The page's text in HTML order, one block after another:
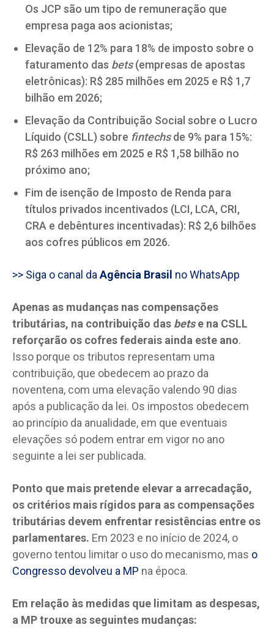
Os JCP são um tipo de remuneração que
empresa paga aos acionistas;
Elevação de 12% para 18% de imposto sobre o
faturamento das bets(empresas de apostas
eletrônicas): R$ 285 milhões em 2025 e R$ 1,7
bilhão em 2026;
Elevação da Contribuição Social sobre o Lucro
Líquido (CSLL) sobre fintechsde 9% para 15%:
R$ 263 milhões em 2025 e R$ 1,58 bilhão no
próximo ano;
Fim de isenção de Imposto de Renda para
títulos privados incentivados (LCI, LCA, CRI,
CRA e debêntures incentivadas): R$ 2,6 bilhões
aos cofres públicos em 2026.
>> Siga o canal da Agência Brasil no WhatsApp
Apenas as mudanças nas compensações
tributárias, na contribuição das betse na CSLL
reforçarão os cofres federais ainda este ano.
Isso porque os tributos representam uma
contribuição, que obedecem ao prazo da
noventena, com uma elevação valendo 90 dias
após a publicação da lei. Os impostos obedecem
ao princípio da anualidade, em que eventuais
elevações só podem entrar em vigor no ano
seguinte a lei ser publicada.
Ponto que mais pretende elevar a arrecadação,
os critérios mais rígidos para as compensações
tributárias devem enfrentar resistências entre os
parlamentares. Em 2023 e no início de 2024, o
governo tentou limitar o uso do mecanismo, mas o
Congresso devolveu a MP na época.
Em relação às medidas que limitam as despesas,
a MP trouxe as seguintes mudanças: